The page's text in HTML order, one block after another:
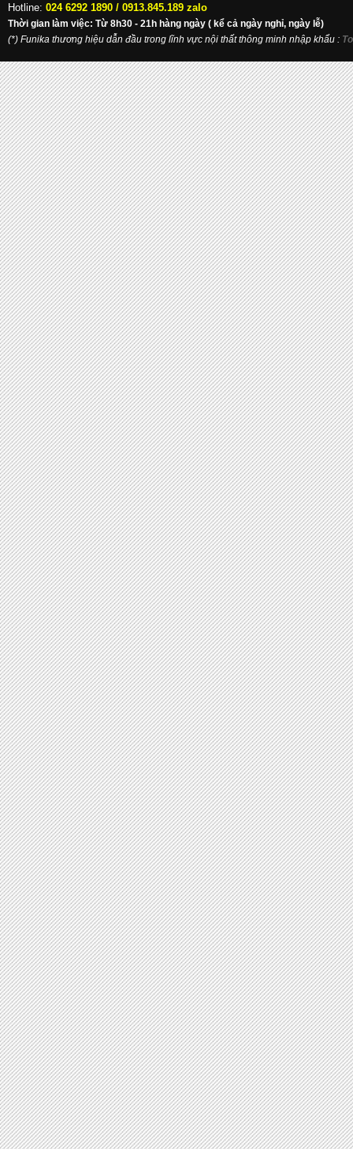
Hotline: 024 6292 1890 / 0913.845.189 zalo
Thời gian làm việc: Từ 8h30 - 21h hàng ngày ( kể cả ngày nghỉ, ngày lễ)
(*) Funika thương hiệu dẫn đầu trong lĩnh vực nội thất thông minh nhập khẩu :